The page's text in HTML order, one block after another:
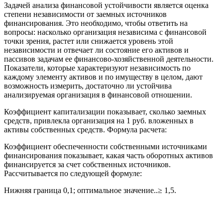
Задачей анализа финансовой устойчивости является оценка
степени независимости от заемных источников
финансирования. Это необходимо, чтобы ответить на
вопросы: насколько организация независима с финансовой
точки зрения, растет или снижается уровень этой
независимости и отвечает ли состояние его активов и
пассивов задачам ее финансово-хозяйственной деятельности.
Показатели, которые характеризуют независимость по
каждому элементу активов и по имуществу в целом, дают
возможность измерить, достаточно ли устойчива
анализируемая организация в финансовой отношении.
Коэффициент капитализации показывает, сколько заемных
средств, привлекла организация на 1 руб. вложенных в
активы собственных средств. Формула расчета:
Коэффициент обеспеченности собственными источниками
финансирования показывает, какая часть оборотных активов
финансируется за счет собственных источников.
Рассчитывается по следующей формуле:
Нижняя граница 0,1; оптимальное значение..≥ 1,5.